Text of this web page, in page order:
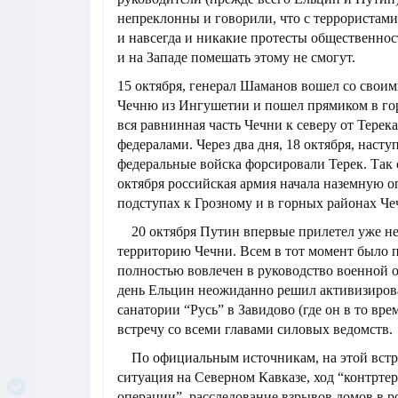
непреклонны и говорили, что с
и навсегда и никакие протесты
и на Западе помешать этому не смогут.
15 октября, генерал Шаманов вошел со
Чечню из Ингушетии и пошел прямиком в
вся равнинная часть Чечни к северу от
федералами. Через два дня, 18 октября,
федеральные войска форсировали Терек.
октября российская армия начала наземную
подступах к Грозному и в горных районах
20 октября Путин впервые прилетел уже
территорию Чечни. Всем в тот момент было
полностью вовлечен в руководство военной
день Ельцин неожиданно решил
санатории “Русь” в Завидово (где он в то
встречу со всеми главами силовых ведомств.
По официальным источникам, на этой
ситуация на Северном Кавказе, ход